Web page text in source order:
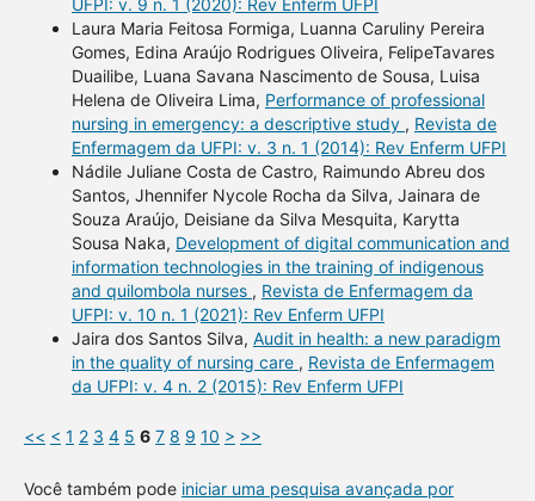
UFPI: v. 9 n. 1 (2020): Rev Enferm UFPI
Laura Maria Feitosa Formiga, Luanna Caruliny Pereira
Gomes, Edina Araújo Rodrigues Oliveira, FelipeTavares
Duailibe, Luana Savana Nascimento de Sousa, Luisa
Helena de Oliveira Lima, Performance of professional
nursing in emergency: a descriptive study , Revista de
Enfermagem da UFPI: v. 3 n. 1 (2014): Rev Enferm UFPI
Nádile Juliane Costa de Castro, Raimundo Abreu dos
Santos, Jhennifer Nycole Rocha da Silva, Jainara de
Souza Araújo, Deisiane da Silva Mesquita, Karytta
Sousa Naka, Development of digital communication and
information technologies in the training of indigenous
and quilombola nurses , Revista de Enfermagem da
UFPI: v. 10 n. 1 (2021): Rev Enferm UFPI
Jaira dos Santos Silva, Audit in health: a new paradigm
in the quality of nursing care , Revista de Enfermagem
da UFPI: v. 4 n. 2 (2015): Rev Enferm UFPI
<< < 1 2 3 4 5 6 7 8 9 10 > >>
Você também pode iniciar uma pesquisa avançada por